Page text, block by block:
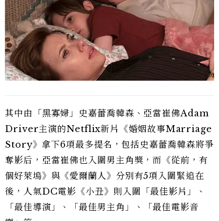
其中由「黑寡婦」史嘉蕾喬韓森、亞當崔佛Adam
Driver主演的Netflix新片《婚姻故事Marriage
Story》拿下6項最多提名，包括史嘉蕾喬韓森將爭
奪影后，亞當崔佛也入圍男主角獎，而《從前，有
個好萊塢》與《愛爾蘭人》分別有5項入圍緊追在
後，人氣DC電影《小丑》則入圍「最佳影片」、
「最佳導演」、「最佳男主角」、「最佳電影音